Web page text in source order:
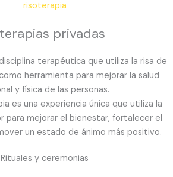
privadas
terapéutica que utiliza la risa de
herramienta para mejorar la salud
y física de las personas.
es una experiencia única que utiliza la
para mejorar el bienestar, fortalecer el
un estado de ánimo más positivo.